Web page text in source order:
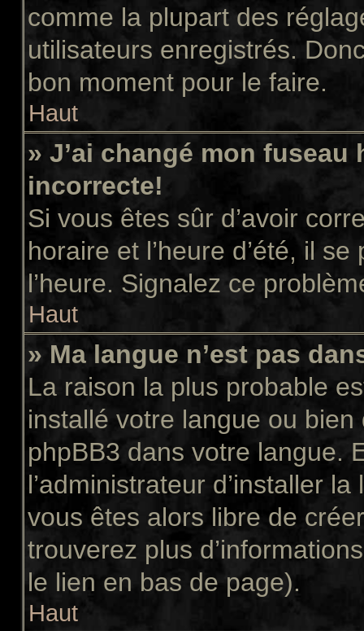
comme la plupart des
utilisateurs enregistrés.
bon moment pour le faire.
Haut
» J’ai changé mon fuseau
incorrecte!
Si vous êtes sûr d’avoir
horaire et l’heure d’été, il
l’heure. Signalez ce
Haut
» Ma langue n’est pas
La raison la plus probable
installé votre langue ou
phpBB3 dans votre langue.
l’administrateur d’installer
vous êtes alors libre de
trouverez plus
le lien en bas de page).
Haut